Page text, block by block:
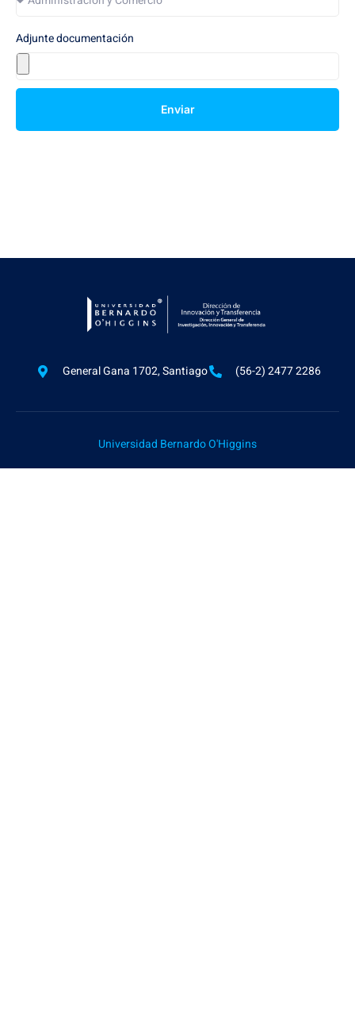
Adjunte documentación
Enviar
General Gana 1702, Santiago (56-2) 2477 2286
Universidad Bernardo O'Higgins